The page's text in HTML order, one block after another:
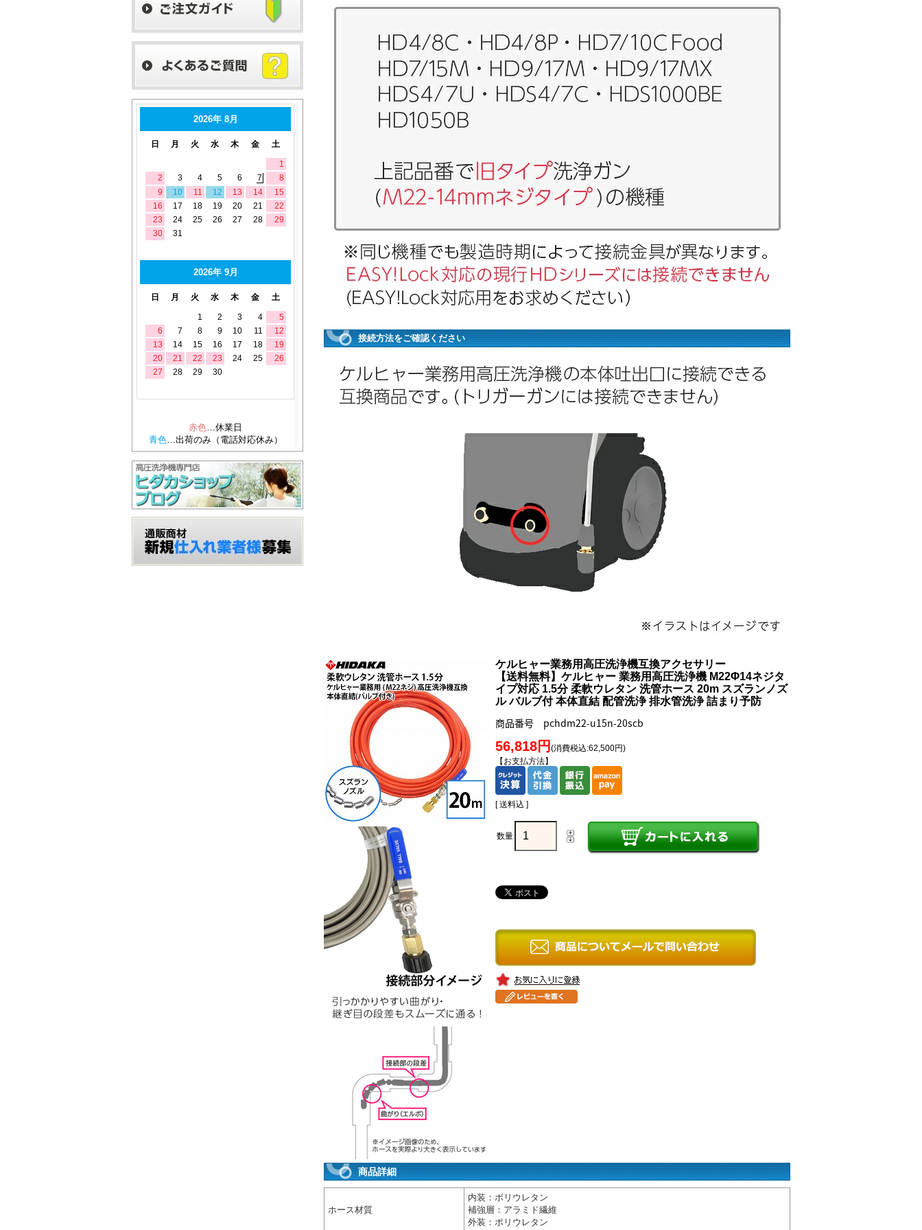
接続方法をご確認ください
ケルヒャー業務用高圧洗浄機互換アクセサリー
【送料無料】ケルヒャー 業務用高圧洗浄機 M22Φ14ネジタ
イプ対応 1.5分 柔軟ウレタン 洗管ホース 20m スズランノズ
ル バルブ付 本体直結 配管洗浄 排水管洗浄 詰まり予防
商品番号 pchdm22-u15n-20scb
56,818円 (消費税込:62,500円)
【お支払方法】
[ 送料込 ]
数量
商品詳細
ホース材質
内装：ポリウレタン
補強層：アラミド繊維
外装：ポリウレタン